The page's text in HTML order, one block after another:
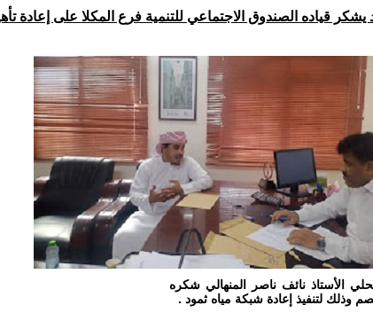
قياده الصندوق الاجتماعي للتنمية فرع المكلا على إعادة
الأستاذ نائف ناصر المنهالي شكره
وذلك لتنفيذ إعادة شبكة مياه ثمود .